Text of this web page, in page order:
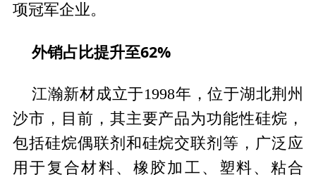
项冠军企业。
外销占比提升至62%
江瀚新材成立于1998年，位于湖北荆州
沙市，目前，其主要产品为功能性硅烷，
包括硅烷偶联剂和硅烷交联剂等，广泛应
用于复合材料、橡胶加工、塑料、粘合